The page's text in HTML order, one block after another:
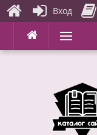
Перейти
содержимому
Меню
Вход